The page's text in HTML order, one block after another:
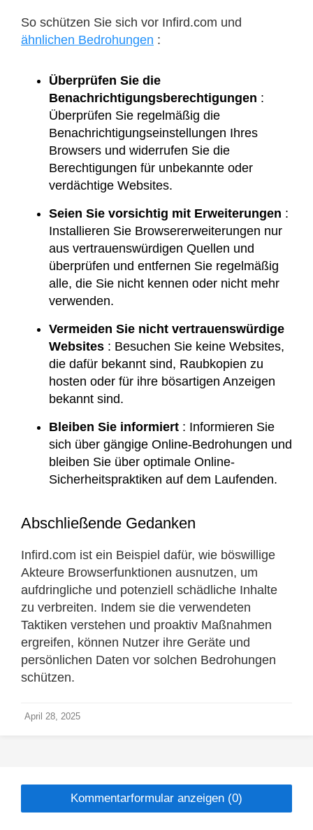
So schützen Sie sich vor Infird.com und
ähnlichen Bedrohungen :
Überprüfen Sie die
Benachrichtigungsberechtigungen :
Überprüfen Sie regelmäßig die
Benachrichtigungseinstellungen Ihres
Browsers und widerrufen Sie die
Berechtigungen für unbekannte oder
verdächtige Websites.
Seien Sie vorsichtig mit Erweiterungen :
Installieren Sie Browsererweiterungen nur
aus vertrauenswürdigen Quellen und
überprüfen und entfernen Sie regelmäßig
alle, die Sie nicht kennen oder nicht mehr
verwenden.
Vermeiden Sie nicht vertrauenswürdige
Websites : Besuchen Sie keine Websites,
die dafür bekannt sind, Raubkopien zu
hosten oder für ihre bösartigen Anzeigen
bekannt sind.
Bleiben Sie informiert : Informieren Sie
sich über gängige Online-Bedrohungen und
bleiben Sie über optimale Online-
Sicherheitspraktiken auf dem Laufenden.
Abschließende Gedanken
Infird.com ist ein Beispiel dafür, wie böswillige
Akteure Browserfunktionen ausnutzen, um
aufdringliche und potenziell schädliche Inhalte
zu verbreiten. Indem sie die verwendeten
Taktiken verstehen und proaktiv Maßnahmen
ergreifen, können Nutzer ihre Geräte und
persönlichen Daten vor solchen Bedrohungen
schützen.
April 28, 2025
Kommentarformular anzeigen (0)